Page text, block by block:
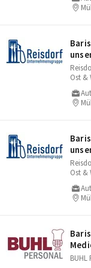
Ost &
Ost &